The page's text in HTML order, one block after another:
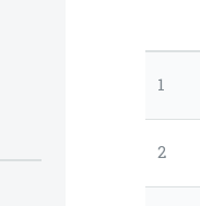
1
2